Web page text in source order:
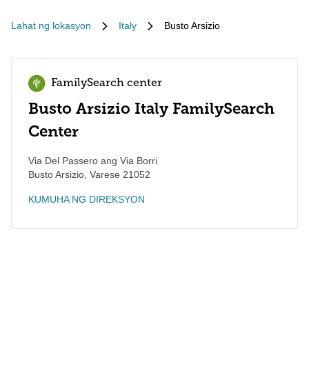
Lahat ng lokasyon Italy Busto Arsizio
FamilySearch center
Busto Arsizio Italy FamilySearch
Center
Via Del Passero ang Via Borri
Busto Arsizio Varese 21052
KUMUHA NG DIREKSYON